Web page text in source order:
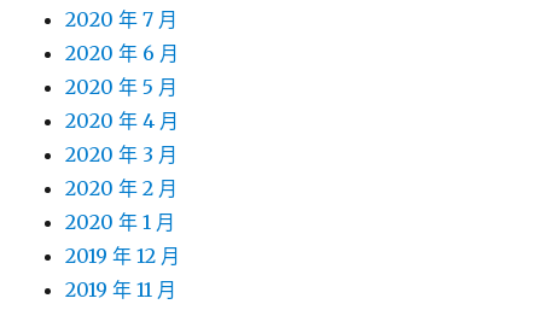
2020 年 7 月
2020 年 6 月
2020 年 5 月
2020 年 4 月
2020 年 3 月
2020 年 2 月
2020 年 1 月
2019 年 12 月
2019 年 11 月